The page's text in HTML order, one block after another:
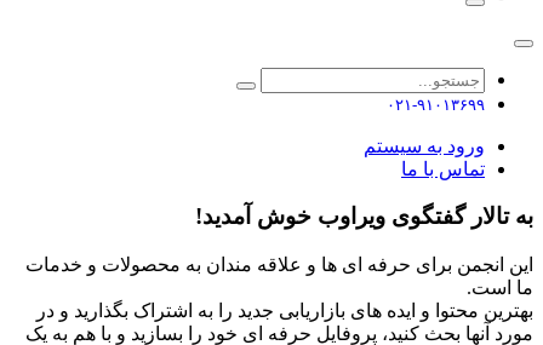
۰۲۱-۹۱۰۱۳۶۹۹
ورود به سیستم
تماس با ما
به تالار گفتگوی ویراوب خوش آمدید!
این انجمن برای حرفه ای ها و علاقه مندان به محصولات و خدمات
ما است.
بهترین محتوا و ایده های بازاریابی جدید را به اشتراک بگذارید و در
مورد آنها بحث کنید، پروفایل حرفه ای خود را بسازید و با هم به یک